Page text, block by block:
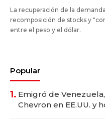
La recuperación de la
recomposición de stocks y
entre el peso y el dólar.
Popular
1. Emigró de
Chevron en EE.UU. y